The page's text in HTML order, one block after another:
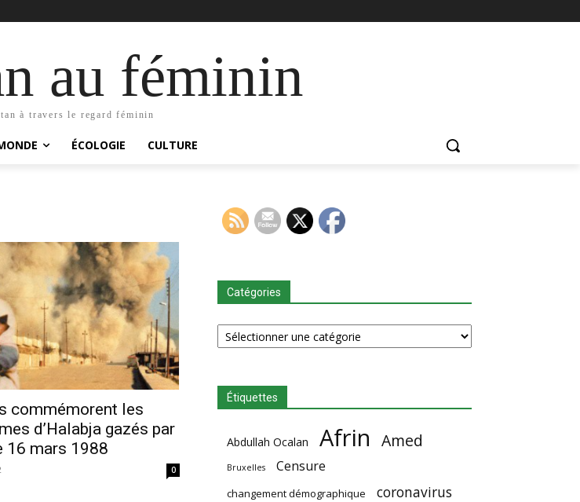
au féminin
à travers le regard féminin
ÉCOLOGIE CULTURE
commémorent les
d’Halabja gazés par
16 mars 1988
0
Catégories
Catégories
Étiquettes
Abdullah Ocalan Afrin Amed
Bruxelles Censure
changement démographique coronavirus